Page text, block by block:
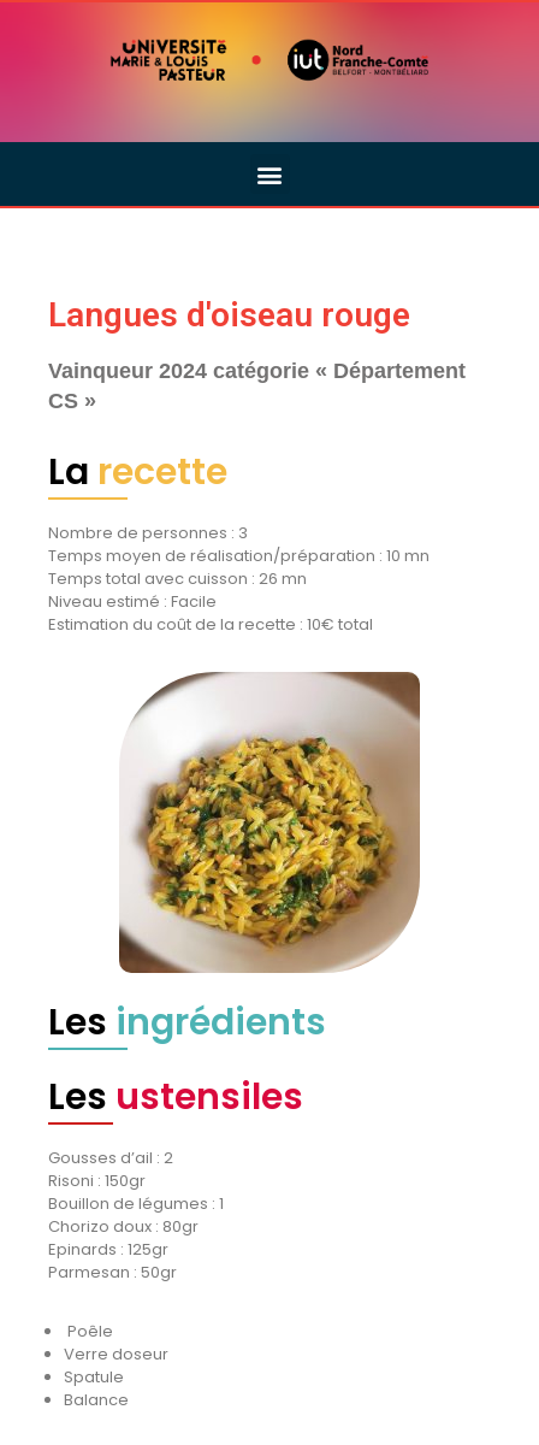
Langues d'oiseau rouge
Vainqueur 2024 catégorie « Département
CS »
La recette
Nombre de personnes : 3
Temps moyen de réalisation/préparation : 10 mn
Temps total avec cuisson : 26 mn
Niveau estimé : Facile
Estimation du coût de la recette : 10€ total
Les ingrédients
Les ustensiles
Gousses d’ail : 2
Risoni : 150gr
Bouillon de légumes : 1
Chorizo doux : 80gr
Epinards : 125gr
Parmesan : 50gr
Poêle
Verre doseur
Spatule
Balance